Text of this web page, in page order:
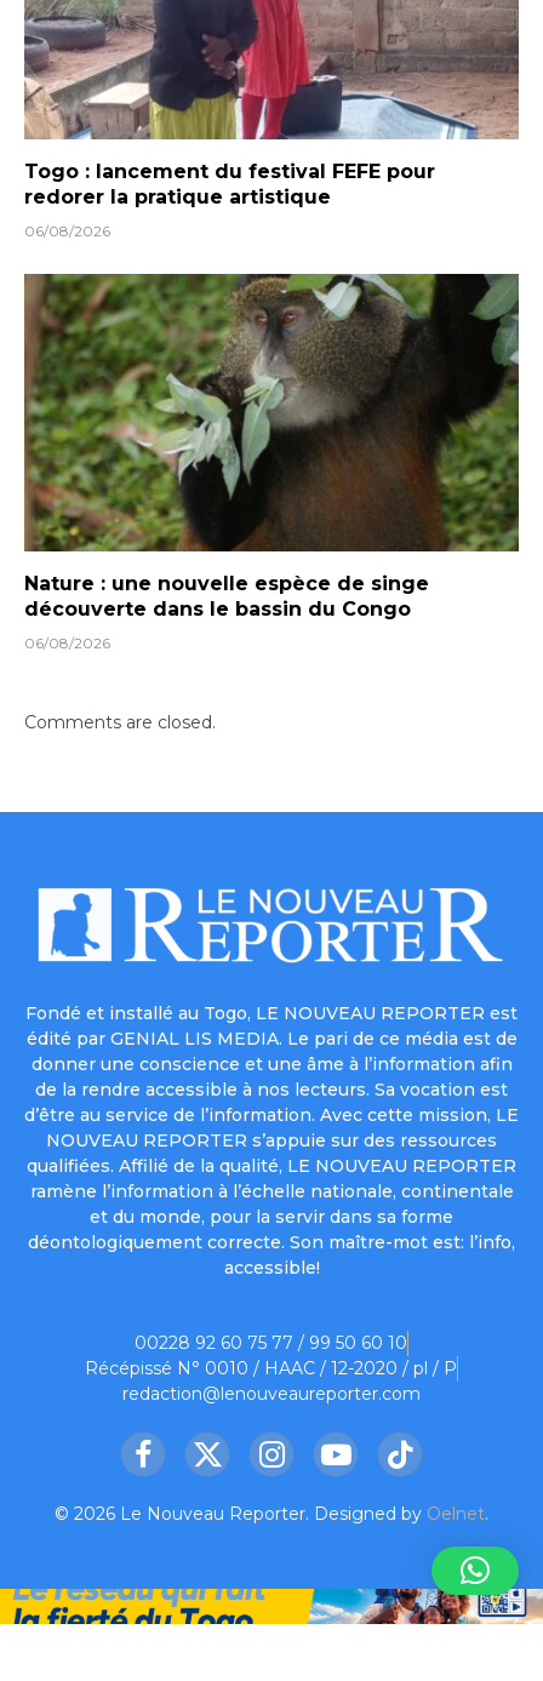
Togo : lancement du festival FEFE pour
redorer la pratique artistique
06/08/2026
Nature : une nouvelle espèce de singe
découverte dans le bassin du Congo
06/08/2026
Comments are closed.
Fondé et installé au Togo, LE NOUVEAU REPORTER est
édité par GENIAL LIS MEDIA. Le pari de ce média est de
donner une conscience et une âme à l’information afin
de la rendre accessible à nos lecteurs. Sa vocation est
d’être au service de l’information. Avec cette mission, LE
NOUVEAU REPORTER s’appuie sur des ressources
qualifiées. Affilié de la qualité, LE NOUVEAU REPORTER
ramène l’information à l’échelle nationale, continentale
et du monde, pour la servir dans sa forme
déontologiquement correcte. Son maître-mot est: l’info,
accessible!
00228 92 60 75 77 / 99 50 60 10
Récépissé N° 0010 / HAAC / 12-2020 / pl / P
redaction@lenouveaureporter.com
Facebook
X
InstagramYouTubeTikTok
© 2026 Le Nouveau Reporter. Designed by Oelnet.